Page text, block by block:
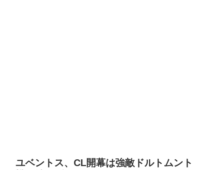
ユベントス、CL開幕は強敵ドルトムント